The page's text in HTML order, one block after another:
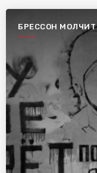
БРЕССОН МОЛЧИТ